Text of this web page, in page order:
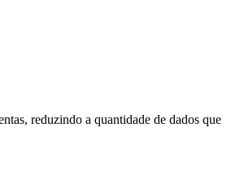
reduzindo a quantidade de dados que